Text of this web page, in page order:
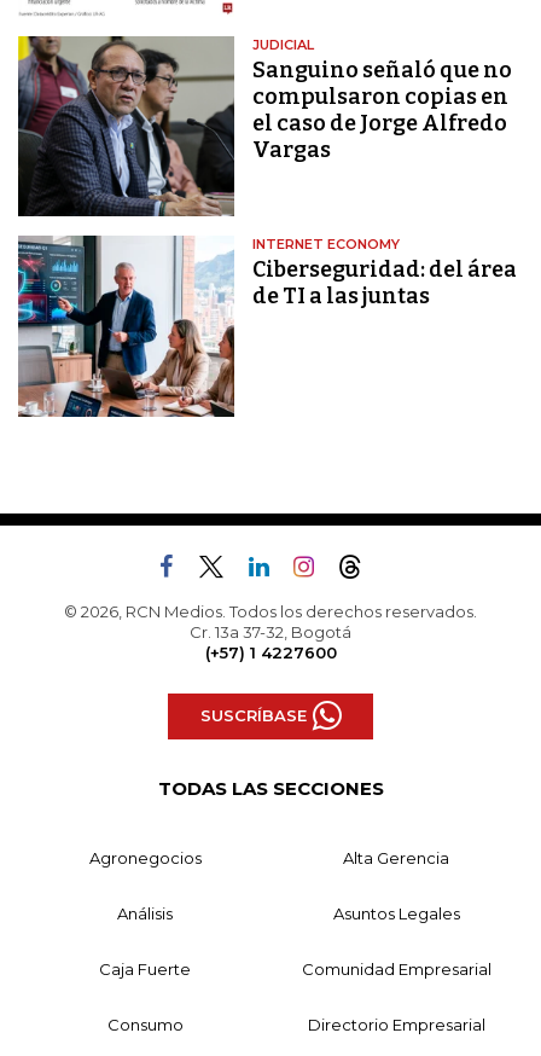
JUDICIAL
Sanguino señaló que no
compulsaron copias en
el caso de Jorge Alfredo
Vargas
INTERNET ECONOMY
Ciberseguridad: del área
de TI a las juntas
© 2026, RCN Medios. Todos los derechos reservados.
Cr. 13a 37-32, Bogotá
(+57) 1 4227600
SUSCRÍBASE
TODAS LAS SECCIONES
Agronegocios Alta Gerencia
Análisis Asuntos Legales
Caja Fuerte Comunidad Empresarial
Consumo Directorio Empresarial